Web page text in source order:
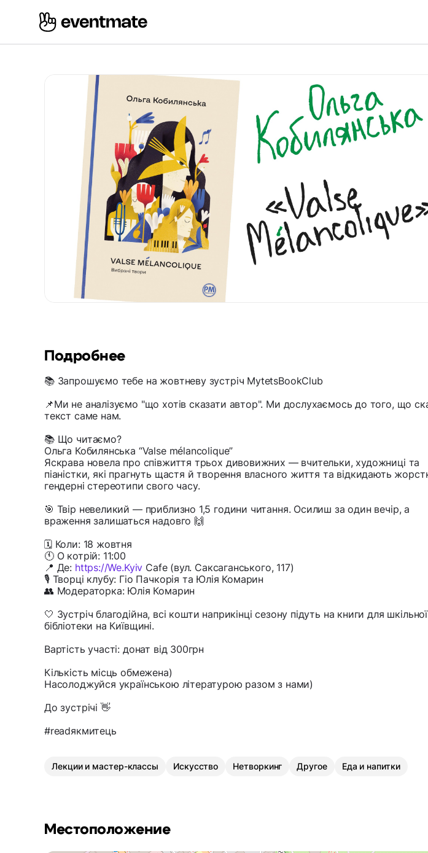
Подробнее
📚 Запрошуємо тебе на жовтневу зустріч MytetsBookClub
📌Ми не аналізуємо "що хотів сказати автор". Ми дослухаємось до того, що
текст саме нам.
📚 Що читаємо?
Ольга Кобилянська “Valse mélancolique”
Яскрава новела про співжиття трьох дивовижних — вчительки, художниці та
піаністки, які прагнуть щастя й творення власного життя та відкидають
гендерні стереотипи свого часу.
🎯 Твір невеликий — приблизно 1,5 години читання. Осилиш за один вечір, а
враження залишаться надовго 🙌
🗓 Коли: 18 жовтня
🕚 О котрій: 11:00
📍 Де: https://We.Kyiv Cafe (вул. Саксаганського, 117)
🎙 Творці клубу: Гіо Пачкорія та Юлія Комарин
👥 Модераторка: Юлія Комарин
🤍 Зустріч благодійна, всі кошти наприкінці сезону підуть на книги для шкільної
бібліотеки на Київщині.
Вартість участі: донат від 300грн
Кількість місць обмежена)
Насолоджуйся українською літературою разом з нами)
До зустрічі 👋
#readякмитець
Лекции и мастер-классы Искусство Нетворкинг Другое Еда и напитки
Местоположение